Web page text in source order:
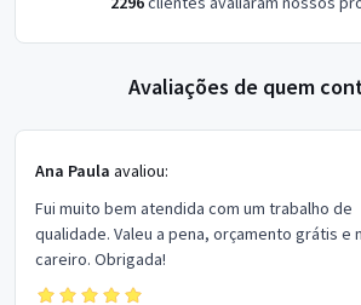
Avaliações de quem
Ana Paula avaliou:
Fui muito bem atendida com um trabalho de
qualidade. Valeu a pena, orçamento grátis e
careiro. Obrigada!